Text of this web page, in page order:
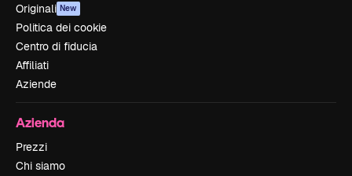
Originali New
Politica dei cookie
Centro di fiducia
Affiliati
Aziende
Azienda
Prezzi
Chi siamo